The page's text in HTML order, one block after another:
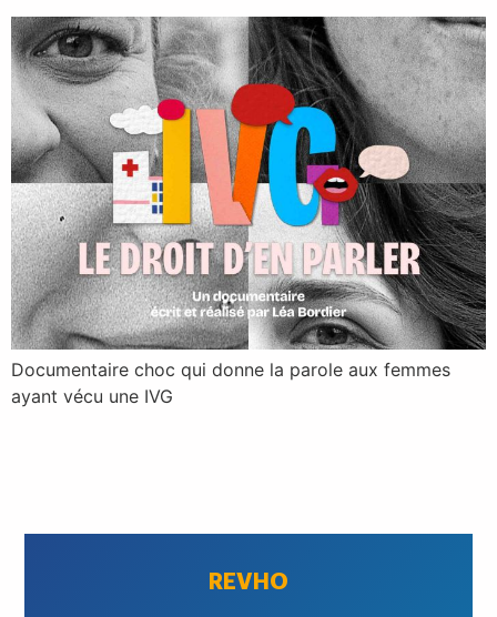
Documentaire choc qui donne la parole aux femmes
ayant vécu une IVG
REVHO